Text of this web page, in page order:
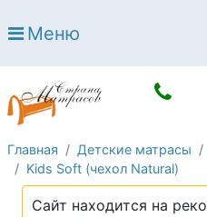
Страна
Open submenu
Open submenu (Кровати)
Кровати
Open submenu
Open submenu (Диваны)
Диваны
Open submenu
Постельное белье
Меню
Главная Детские матрасы
Kids Soft (чехол Natural)
Сайт находится на